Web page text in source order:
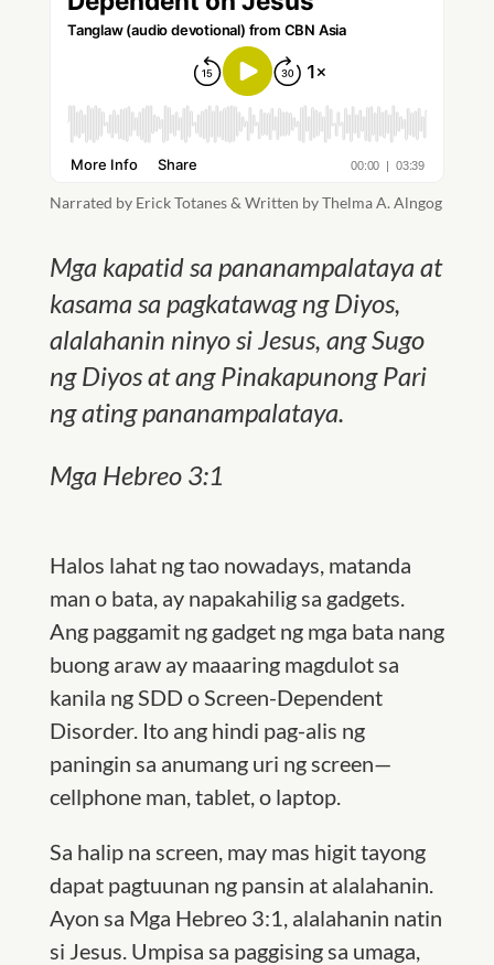
Narrated by Erick Totanes & Written by Thelma A. Alngog
Mga kapatid sa pananampalataya at
kasama sa pagkatawag ng Diyos,
alalahanin ninyo si Jesus, ang Sugo
ng Diyos at ang Pinakapunong Pari
ng ating pananampalataya.
Mga Hebreo 3:1
Halos lahat ng tao nowadays, matanda
man o bata, ay napakahilig sa gadgets.
Ang paggamit ng gadget ng mga bata nang
buong araw ay maaaring magdulot sa
kanila ng SDD o Screen-Dependent
Disorder. Ito ang hindi pag-alis ng
paningin sa anumang uri ng screen—
cellphone man, tablet, o laptop.
Sa halip na screen, may mas higit tayong
dapat pagtuunan ng pansin at alalahanin.
Ayon sa Mga Hebreo 3:1, alalahanin natin
si Jesus. Umpisa sa paggising sa umaga,